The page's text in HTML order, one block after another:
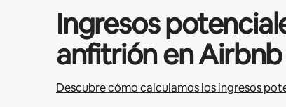
Ingresos
anfitrión en Airbnb
Descubre cómo calculamos los ingresos